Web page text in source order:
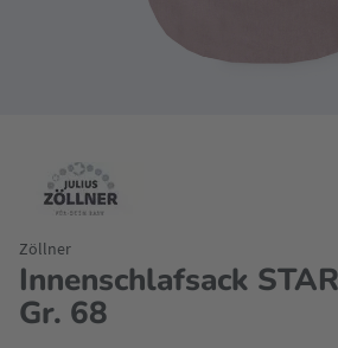
Innenschlafsack
Gr. 68
Zöllner